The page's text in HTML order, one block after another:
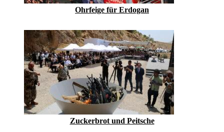
Ohrfeige für Erdogan
Zuckerbrot und Peitsche